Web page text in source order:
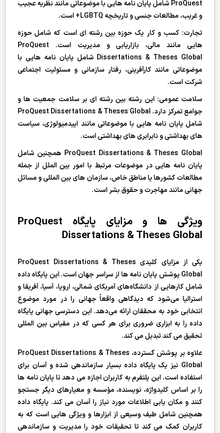
ProQuest شامل پایان نامه هایی با موضوعاتی مانند نظریه عجیب
و غریب، مطالعات جنسی و تاریخچه LGBTQ+ است.
تجارت: کسب و کار یک حوزه بین رشته ای است که شامل حوزه
هایی مانند مالی، بازاریابی و مدیریت است. ProQuest
Dissertations & Theses Global شامل پایان نامه هایی با
موضوعاتی مانند کارآفرینی، رفتار سازمانی و مسئولیت اجتماعی
شرکت است.
سلامت عمومی: این رشته بین رشته ای بر سلامت جمعیت ها و
جوامع تمرکز دارد. ProQuest Dissertations & Theses Global
شامل پایان نامه هایی با موضوعاتی مانند اپیدمیولوژی، سیاست
های بهداشتی و نابرابری های بهداشتی است.
ProQuest Dissertations & Theses Global همچنین شامل
پایان نامه هایی در موضوعات مرتبط با امور بین الملل از جمله
مطالعات کشورها یا مناطق خاص، سازمان های بین المللی و مسائل
جهانی مانند مهاجرت و حقوق بشر است.
ویژگی ها و مزایای پایگاه ProQuest
Dissertations & Theses Global
یکی از مزایای کلیدی ProQuest Dissertations & Theses
Global پوشش پایان نامه ها از سراسر جهان است. این پایگاه داده
شامل کارهایی از دانشگاه‌های آمریکای شمالی، اروپا، آسیا، آفریقا و
استرالیا می‌شود که دیدگاهی واقعاً جهانی را در مورد موضوع
انتخابی خود به محققان ارائه می‌دهد. این دسترسی جهانی پایگاه
داده را به ابزاری ضروری برای هر کسی که در مقیاس بین المللی
تحقیق می کند تبدیل می کند.
علاوه بر پوشش گسترده، ProQuest Dissertations & Theses
Global نیز یک پایگاه داده بسیار سازماندهی شده و آسان برای
استفاده است. این پلتفرم به کاربران اجازه می دهد تا پایان نامه ها
را بر اساس کلیدواژه، نویسنده، مؤسسه و معیارهای دیگر جستجو
کنند و مکان یابی اطلاعات مورد نیاز را آسان می کند. پایگاه داده
همچنین شامل طیف وسیعی از ابزارها و ویژگی هایی است که به
کاربران کمک می کند تا تحقیقات خود را مدیریت و سازماندهی